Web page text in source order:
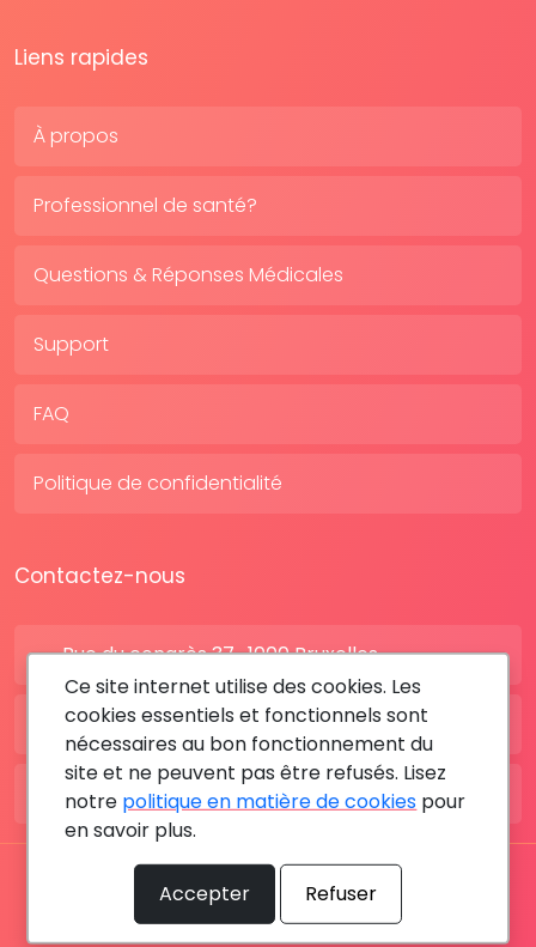
Liens rapides
À propos
Professionnel de santé?
Questions & Réponses Médicales
Support
FAQ
Politique de confidentialité
Contactez-nous
Rue du congrès 37 , 1000 Bruxelles
BE: +32 28080227
FR: +33 183642895
Tous les droits sont réservés © 2026 RDV MÉDICAL By
MediaSatCom
Ce site internet utilise des cookies. Les
cookies essentiels et fonctionnels sont
nécessaires au bon fonctionnement du
site et ne peuvent pas être refusés. Lisez
notre politique en matière de cookies pour
en savoir plus.
Accepter Refuser